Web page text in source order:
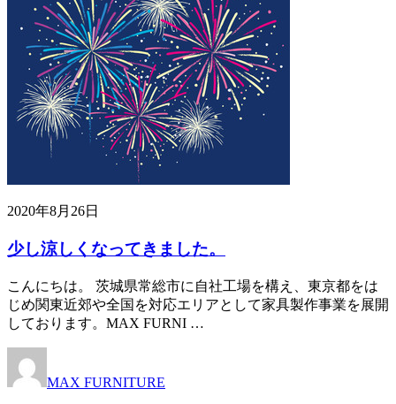
2020年8月26日
少し涼しくなってきました。
こんにちは。 茨城県常総市に自社工場を構え、東京都をは
じめ関東近郊や全国を対応エリアとして家具製作事業を展開
しております。MAX FURNI …
MAX FURNITURE